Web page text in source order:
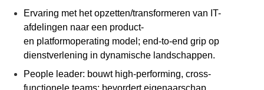
Ervaring met het opzetten/transformeren van IT-
afdelingen naar een product-
en platformoperating model; end-to-end grip op
dienstverlening in dynamische landschappen.
People leader: bouwt high-performing, cross-
functionele teams; bevordert eigenaarschap,